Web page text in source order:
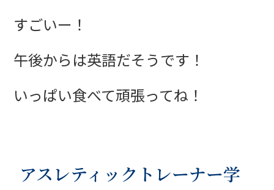
すごいー！
午後からは英語だそうです！
いっぱい食べて頑張ってね！
アスレティックトレーナー学